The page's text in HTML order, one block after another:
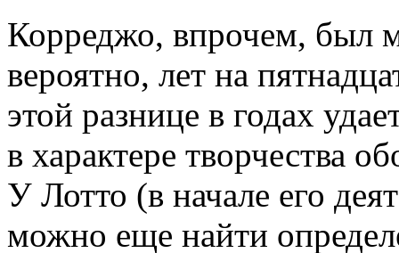
Корреджо, впрочем, был
вероятно, лет на
этой разнице в годах
в характере творчества
У Лотто (в начале его
можно еще найти